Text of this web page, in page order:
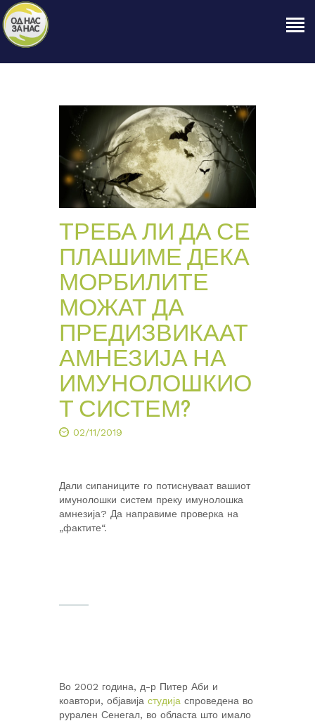
ЗА НАС
НАШЕ ПРАВО
ОБЈАВИ
ПРОЕКТИ
КОНТАКТ
ТРЕБА ЛИ ДА СЕ
ПЛАШИМЕ ДЕКА
МОРБИЛИТЕ
МОЖАТ ДА
ПРЕДИЗВИКААТ
АМНЕЗИЈА НА
ИМУНОЛОШКИО
Т СИСТЕМ?
02/11/2019
Дали сипаниците го потиснуваат вашиот
имунолошки систем преку имунолошка
амнезија? Да направиме проверка на
„фактите“.
Во 2002 година, д-р Питер Аби и
коавтори, објавија студија спроведена во
рурален Сенегал, во областа што имало